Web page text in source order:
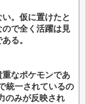
。仮に置けたと
で全く活躍は見
る。
なポケモンであ
統一されているの
のみが反映され